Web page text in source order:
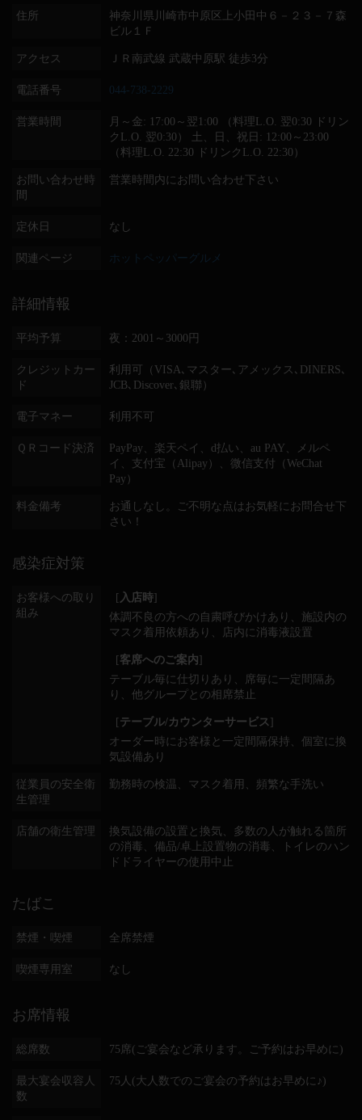
住所
神奈川県川崎市中原区上小田中６－２３－７森
ビル１Ｆ
アクセス ＪＲ南武線 武蔵中原駅 徒歩3分
電話番号 044-738-2229
営業時間
月～金: 17:00～翌1:00 （料理L.O. 翌0:30 ドリン
クL.O. 翌0:30） 土、日、祝日: 12:00～23:00
（料理L.O. 22:30 ドリンクL.O. 22:30）
お問い合わせ時
間
営業時間内にお問い合わせ下さい
定休日 なし
関連ページ ホットペッパーグルメ
詳細情報
平均予算 夜：2001～3000円
クレジットカー
ド
利用可（VISA､マスター､アメックス､DINERS､
JCB､Discover､銀聯）
電子マネー 利用不可
ＱＲコード決済
PayPay、楽天ペイ、d払い、au PAY、メルペ
イ、支付宝（Alipay）、微信支付（WeChat
Pay）
料金備考
お通しなし。ご不明な点はお気軽にお問合せ下
さい！
感染症対策
お客様への取り
組み
[ 入店時]
体調不良の方への自粛呼びかけあり
施設内の
マスク着用依頼あり
店内に消毒液設置
[客席へのご案内]
テーブル毎に仕切りあり
席毎に一定間隔あ
り
他グループとの相席禁止
[テーブル/カウンターサービス]
オーダー時にお客様と一定間隔保持
個室に換
気設備あり
従業員の安全衛
生管理
勤務時の検温 マスク着用 頻繁な手洗い
店舗の衛生管理 換気設備の設置と換気
多数の人が触れる箇所
の消毒
備品/卓上設置物の消毒
トイレのハン
ドドライヤーの使用中止
たばこ
禁煙・喫煙 全席禁煙
喫煙専用室 なし
お席情報
総席数 75席(ご宴会など承ります。ご予約はお早めに)
最大宴会収容人
数
75人(大人数でのご宴会の予約はお早めに♪)